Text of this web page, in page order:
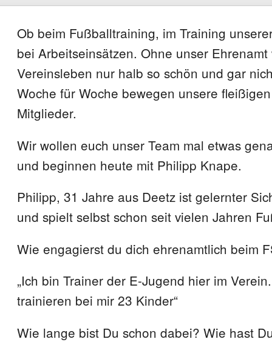
Ob beim Fußballtraining, im Training
bei Arbeitseinsätzen. Ohne unser
Vereinsleben nur halb so schön und gar
Woche für Woche bewegen unsere
Mitglieder.
Wir wollen euch unser Team mal etwas
und beginnen heute mit Philipp Knape.
Philipp, 31 Jahre aus Deetz ist gelernter
und spielt selbst schon seit vielen Jahren
Wie engagierst du dich ehrenamtlich beim
„Ich bin Trainer der E-Jugend hier im
trainieren bei mir 23 Kinder“
Wie lange bist Du schon dabei? Wie hast